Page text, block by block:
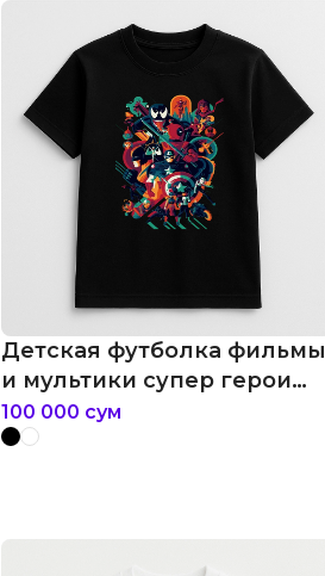
Детская футболка фильмы
и мультики супер герои
marvel
100 000 сум